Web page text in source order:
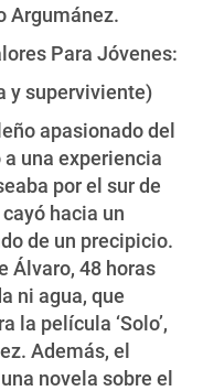
Argumánez.
Para Jóvenes:
y superviviente)
apasionado del
una experiencia
por el sur de
hacia un
de un precipicio.
Álvaro, 48 horas
ni agua, que
la película ‘Solo’,
Además, el
novela sobre el